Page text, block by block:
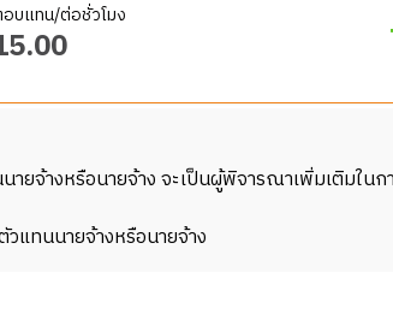
ใช้งาน
นสูง มาร่วมดูแลการดำเนินงานในรีสอร์ตให้เป็นไ
หรือกิจกรรมกลางแจ้ง
บแทน/ต่อชั่วโมง
และพร้อมเรียนรู้การทำงานในสภาพแวดล้อมจริ
ายจ้างหรือนายจ้าง จะเป็นผู้พิจารณาเพิ่มเติมใ
แทนนายจ้างหรือนายจ้าง